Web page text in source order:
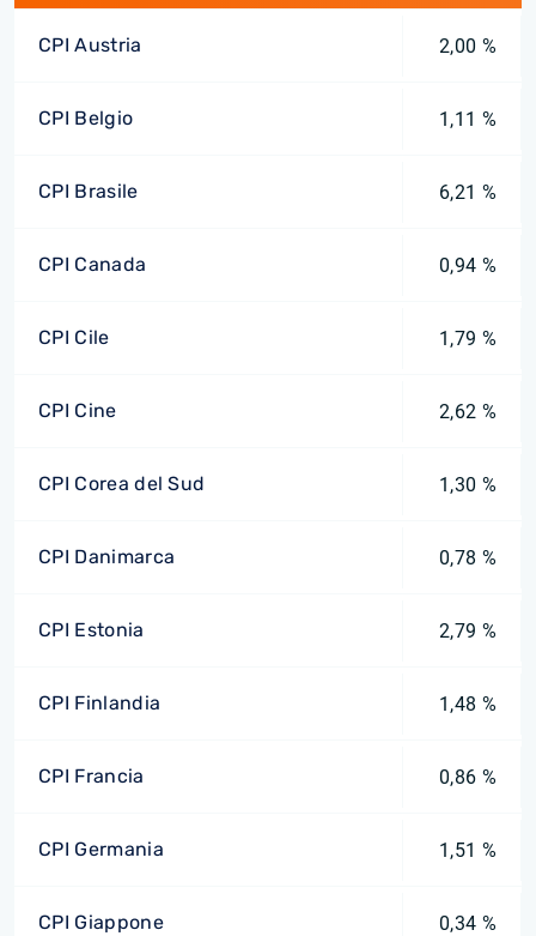
CPI Austria 2,00 %
CPI Belgio 1,11 %
CPI Brasile 6,21 %
CPI Canada 0,94 %
CPI Cile 1,79 %
CPI Cine 2,62 %
CPI Corea del Sud 1,30 %
CPI Danimarca 0,78 %
CPI Estonia 2,79 %
CPI Finlandia 1,48 %
CPI Francia 0,86 %
CPI Germania 1,51 %
CPI Giappone 0,34 %